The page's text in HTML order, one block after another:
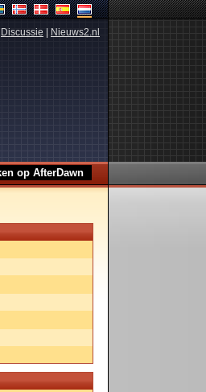
Discussie Nieuws2.nl